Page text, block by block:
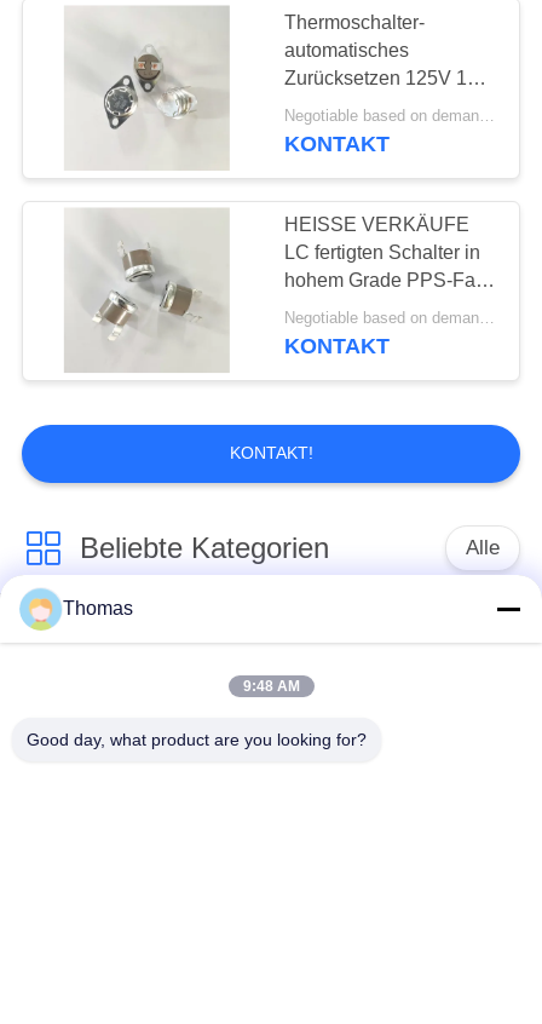
Thermoschalter-
automatisches
Zurücksetzen 125V 15A
KSD301 reparierte
Klammer 24mm
Negotiable based on demand MOQ:Verhandelbar
KONTAKT
HEISSE VERKÄUFE
LC fertigten Schalter in
hohem Grade PPS-Fall
UL/CUL/VDE der
Temperatur-KSD301
Negotiable based on demand quantity MOQ:2000pcs, konnte verkäuflich sein
KONTAKT
KONTAKT!
Beliebte Kategorien Alle
Zurücksetzens
Thomas
9:48 AM
Good day, what product are you looking for?